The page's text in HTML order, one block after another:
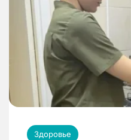
Здоровье